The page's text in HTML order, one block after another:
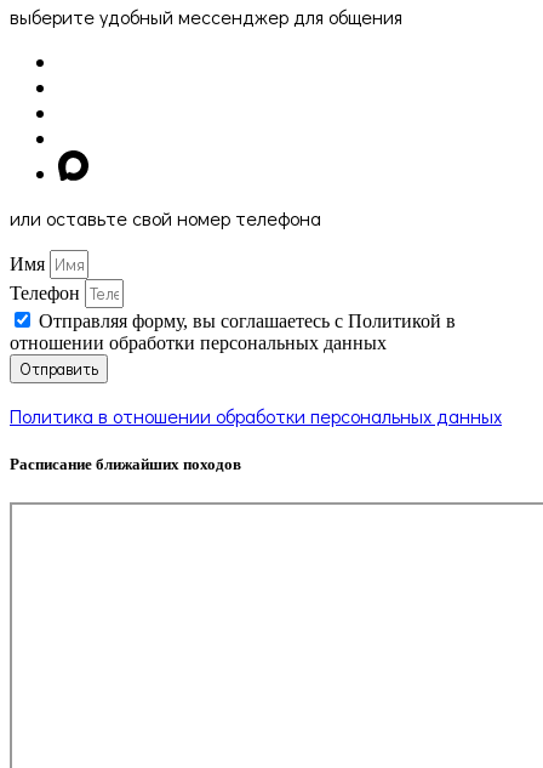
выберите удобный мессенджер для общения
или оставьте свой номер телефона
Имя
Телефон
Отправляя форму, вы соглашаетесь с Политикой в
отношении обработки персональных данных
Отправить
Политика в отношении обработки персональных данных
Расписание ближайших походов